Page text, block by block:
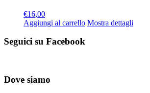
€16,00
Aggiungi al carrello Mostra dettagli
Seguici su Facebook
Dove siamo